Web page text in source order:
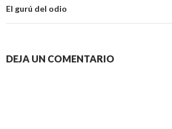
El gurú del odio
DEJA UN COMENTARIO